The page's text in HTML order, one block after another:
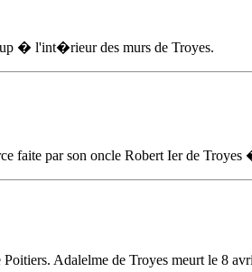
� l'int�rieur des murs de Troyes.
faite par son oncle Robert Ier de
Adalelme de Troyes meurt le 8